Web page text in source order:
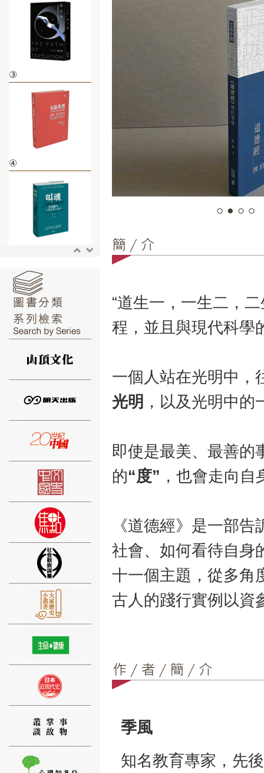
③
④
⑥
“道生一，一生二，
程，並且與現代科學
一個人站在光明中，
光明 ，以及光明中的
即使是最美、最善的
的“度” ，也會走向自
《道德經》是一部
社會、如何看待自身
十一個主題，從多角
古人的踐行實例以資
季風
知名教育專家，先